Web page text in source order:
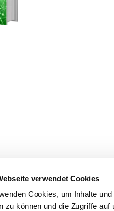
verwendet Cookies
Cookies, um Inhalte
zu können und die Zugriffe